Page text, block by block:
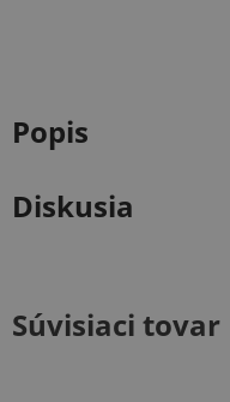
Popis
Diskusia
Súvisiaci tovar